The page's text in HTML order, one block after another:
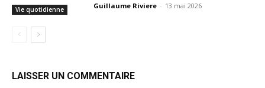
Vie quotidienne Guillaume Riviere - 13 mai 2026
LAISSER UN COMMENTAIRE